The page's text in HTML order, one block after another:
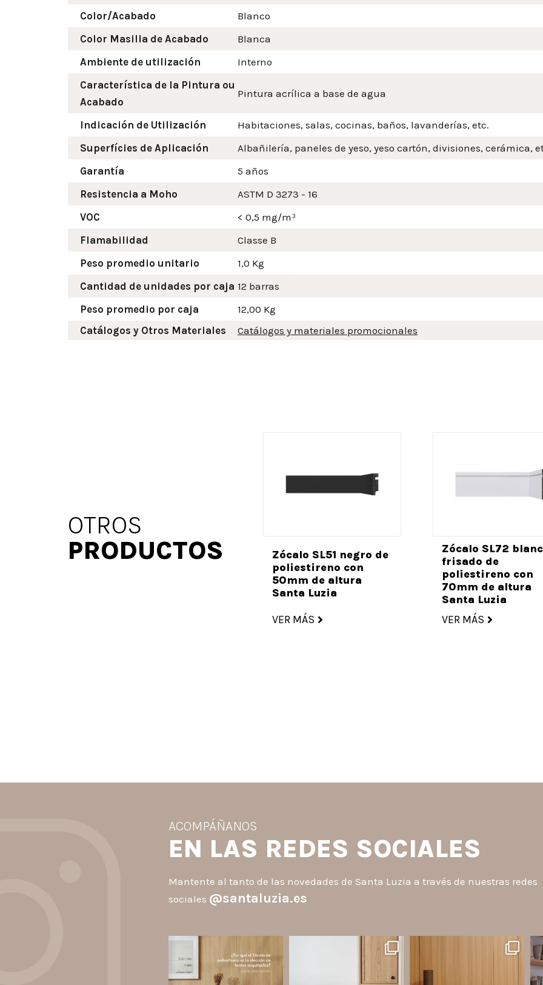
Color/Acabado
Blanco
Color Masilla de Acabado
Blanca
Ambiente de utilización
Interno
Característica de la Pintura ou
Acabado
Pintura acrílica a base de agua
Indicación de Utilización
Habitaciones, salas, cocinas, baños, lavanderías, etc.
Superfícies de Aplicación
Albañilería, paneles de yeso, yeso cartón, divisiones, cerámica,
Garantía
5 años
Resistencia a Moho
ASTM D 3273 - 16
VOC
< 0,5 mg/m³
Flamabilidad
Classe B
Peso promedio unitario
1,0 Kg
Cantidad de unidades por caja 12 barras
Peso promedio por caja
12,00 Kg
Catálogos y Otros Materiales
Catálogos y materiales promocionales
OTROS
PRODUCTOS
Zócalo SL51 negro de
poliestireno con
50mm de altura
Santa Luzia
VER MÁS
Zócalo SL72
frisado de
poliestireno con
70mm de altura
Santa Luzia
VER MÁS
ACOMPÁÑANOS
EN LAS REDES SOCIALES
Mantente al tanto de las novedades de Santa Luzia a través de nuestras redes
sociales @santaluzia.es
Los Zócalos de poliestireno
ganaron protagonismo en la
arquitectura porque combinan
¿Querés salir de la cabecera
de pared Santa Luzia pueden ser